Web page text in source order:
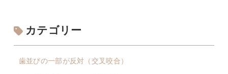
カテゴリー
歯並びの一部が反対（交叉咬合）